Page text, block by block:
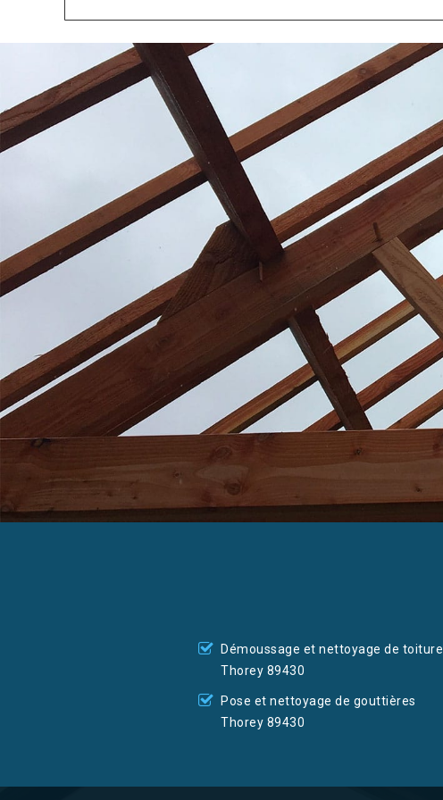
Démoussage et nettoyage de toiture
Thorey 89430
Pose et nettoyage de gouttières
Thorey 89430